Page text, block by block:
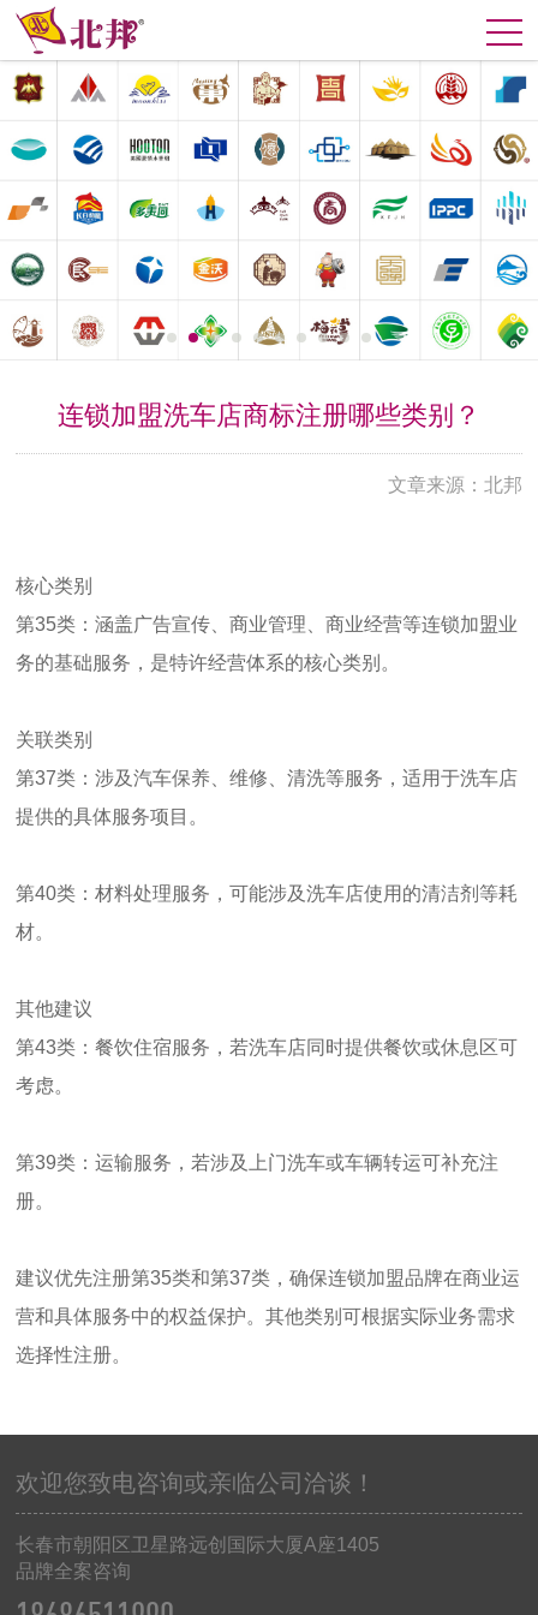
连锁加盟洗车店商标注册哪些类别？
文章来源：北邦
核心类别
‌第35类‌：涵盖广告宣传、商业管理、商业经营等连锁加盟业
务的基础服务，是特许经营体系的核心类别。 ‌
关联类别
‌第37类‌：涉及汽车保养、维修、清洗等服务，适用于洗车店
提供的具体服务项目。 ‌
‌第40类‌：材料处理服务，可能涉及洗车店使用的清洁剂等耗
材。 ‌
其他建议
‌第43类‌：餐饮住宿服务，若洗车店同时提供餐饮或休息区可
考虑。 ‌
‌第39类‌：运输服务，若涉及上门洗车或车辆转运可补充注
册。 ‌
建议优先注册第35类和第37类，确保连锁加盟品牌在商业运
营和具体服务中的权益保护。其他类别可根据实际业务需求
选择性注册。
欢迎您致电咨询或亲临公司洽谈！
长春市朝阳区卫星路远创国际大厦A座1405
品牌全案咨询